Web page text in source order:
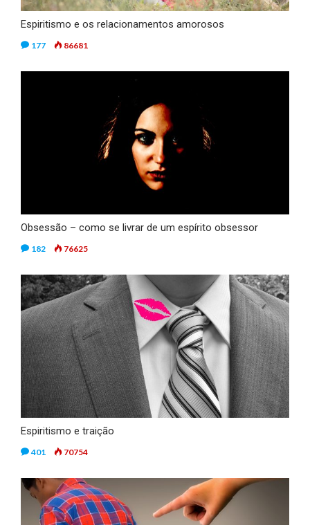
Espiritismo e os relacionamentos amorosos
177 86681
Obsessão – como se livrar de um espírito obsessor
182 76625
Espiritismo e traição
401 70754